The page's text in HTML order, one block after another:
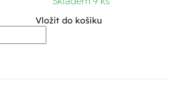
Vložit do košíku